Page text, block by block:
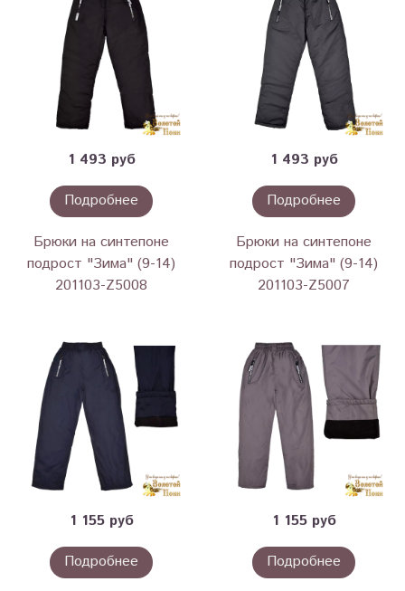
1 493 руб
Подробнее
Брюки на синтепоне
подрост "Зима" (9-14)
201103-Z5008
1 493 руб
Подробнее
Брюки на синтепоне
подрост "Зима" (9-14)
201103-Z5007
1 155 руб
Подробнее
1 155 руб
Подробнее